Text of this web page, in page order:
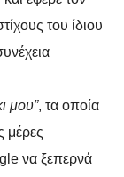
του ίδιου
μου”, τα οποία
μέρες
να ξεπερνά